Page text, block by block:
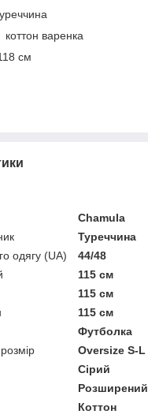
варенка
см
Chamula
Туреччина
одягу (UA)
44/48
115 см
115 см
115 см
Футболка
Oversize S-L
Сірий
Розширений
Коттон